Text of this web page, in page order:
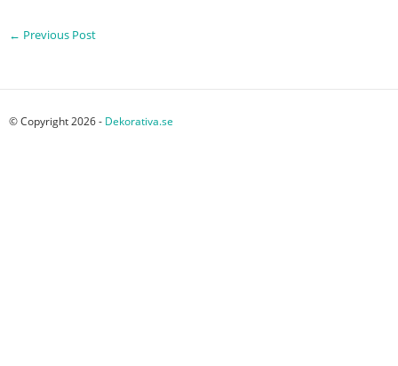
← Previous Post
© Copyright 2026 - Dekorativa.se